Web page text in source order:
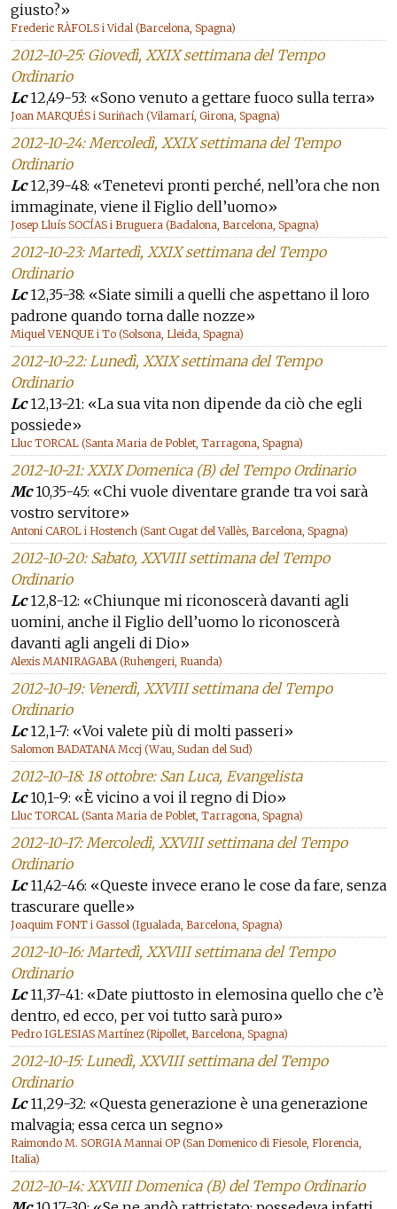
giusto?»
Frederic RÀFOLS i Vidal (Barcelona, Spagna)
2012-10-25: Giovedì, XXIX settimana del Tempo
Ordinario
Lc12,49-53: «Sono venuto a gettare fuoco sulla terra»
Joan MARQUÉS i Suriñach (Vilamarí, Girona, Spagna)
2012-10-24: Mercoledì, XXIX settimana del Tempo
Ordinario
Lc12,39-48: «Tenetevi pronti perché, nell’ora che non
immaginate, viene il Figlio dell’uomo»
Josep Lluís SOCÍAS i Bruguera (Badalona, Barcelona, Spagna)
2012-10-23: Martedì, XXIX settimana del Tempo
Ordinario
Lc12,35-38: «Siate simili a quelli che aspettano il loro
padrone quando torna dalle nozze»
Miquel VENQUE i To (Solsona, Lleida, Spagna)
2012-10-22: Lunedì, XXIX settimana del Tempo
Ordinario
Lc12,13-21: «La sua vita non dipende da ciò che egli
possiede»
Lluc TORCAL (Santa Maria de Poblet, Tarragona, Spagna)
2012-10-21: XXIX Domenica (B) del Tempo Ordinario
Mc10,35-45: «Chi vuole diventare grande tra voi sarà
vostro servitore»
Antoni CAROL i Hostench (Sant Cugat del Vallès, Barcelona, Spagna)
2012-10-20: Sabato, XXVIII settimana del Tempo
Ordinario
Lc12,8-12: «Chiunque mi riconoscerà davanti agli
uomini, anche il Figlio dell’uomo lo riconoscerà
davanti agli angeli di Dio»
Alexis MANIRAGABA (Ruhengeri, Ruanda)
2012-10-19: Venerdì, XXVIII settimana del Tempo
Ordinario
Lc12,1-7: «Voi valete più di molti passeri»
Salomon BADATANA Mccj (Wau, Sudan del Sud)
2012-10-18: 18 ottobre: San Luca, Evangelista
Lc10,1-9: «È vicino a voi il regno di Dio»
Lluc TORCAL (Santa Maria de Poblet, Tarragona, Spagna)
2012-10-17: Mercoledì, XXVIII settimana del Tempo
Ordinario
Lc11,42-46: «Queste invece erano le cose da fare, senza
trascurare quelle»
Joaquim FONT i Gassol (Igualada, Barcelona, Spagna)
2012-10-16: Martedì, XXVIII settimana del Tempo
Ordinario
Lc11,37-41: «Date piuttosto in elemosina quello che c’è
dentro, ed ecco, per voi tutto sarà puro»
Pedro IGLESIAS Martínez (Ripollet, Barcelona, Spagna)
2012-10-15: Lunedì, XXVIII settimana del Tempo
Ordinario
Lc11,29-32: «Questa generazione è una generazione
malvagia; essa cerca un segno»
Raimondo M. SORGIA Mannai OP (San Domenico di Fiesole, Florencia,
Italia)
2012-10-14: XXVIII Domenica (B) del Tempo Ordinario